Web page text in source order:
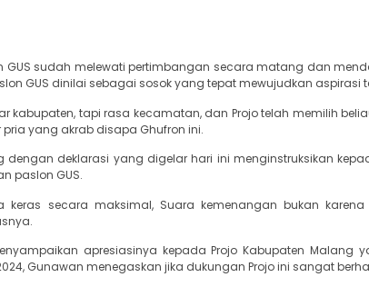
sudah melewati pertimbangan secara matang dan
GUS dinilai sebagai sosok yang tepat mewujudkan aspirasi
tapi rasa kecamatan, dan Projo telah memilih
yang akrab disapa Ghufron ini.
dengan deklarasi yang digelar hari ini menginstruksikan
paslon GUS.
keras secara maksimal, Suara kemenangan bukan
apresiasinya kepada Projo Kabupaten Malang
Gunawan menegaskan jika dukungan Projo ini sangat